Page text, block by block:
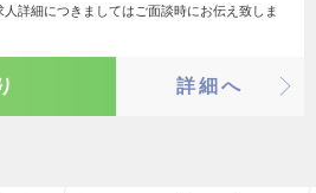
詳細につきましてはご面談時にお伝え致しま
詳細へ